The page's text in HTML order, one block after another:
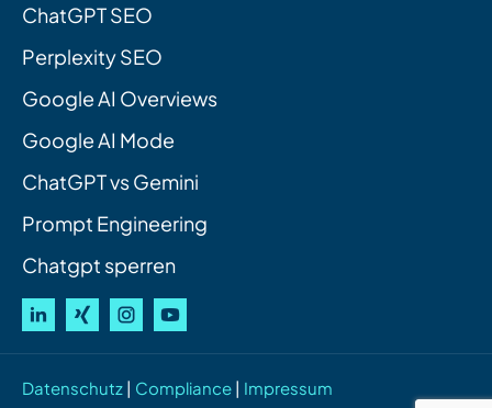
ChatGPT SEO
Perplexity SEO
Google AI Overviews
Google AI Mode
ChatGPT vs Gemini
Prompt Engineering
Chatgpt sperren
Datenschutz | Compliance | Impressum